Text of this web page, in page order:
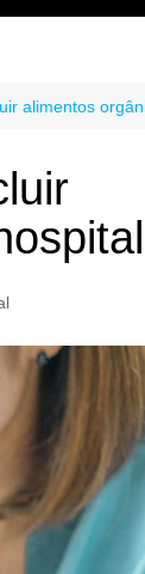
alimentos